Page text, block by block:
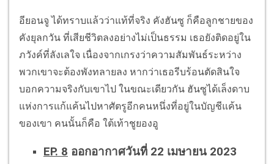
อียอนจู ได้ทราบแล้วว่าแท้ที่จริง คังฮันซู ก็คือลูกชายของ
คังยุลกวัน ที่เสียชีวิตลงอย่างไม่เป็นธรรม เธอยังติดอยู่ใน
ภวังค์ที่ลังเลใจ เนื่องจากเกรงว่าความสัมพันธ์ระหว่าง
พวกเขาจะต้องพังทลายลง หากว่าเธอรีบร้อนตัดสินใจ
บอกความจริงกับเขาไป ในขณะเดียวกัน ฮันซูได้เล็งดาบ
แห่งการแก้แค้นไปหาศัตรูอีกคนหนึ่งที่อยู่ในบัญชีแค้น
ของเขา คนนั้นก็คือ ใต้เท้าชูยองอู
EP. 8 ออกอากาศวันที่ 22 เมษายน 2023